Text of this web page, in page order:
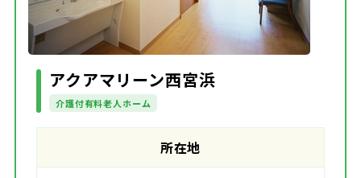
アクアマリーン西宮浜
介護付有料老人ホーム
所在地